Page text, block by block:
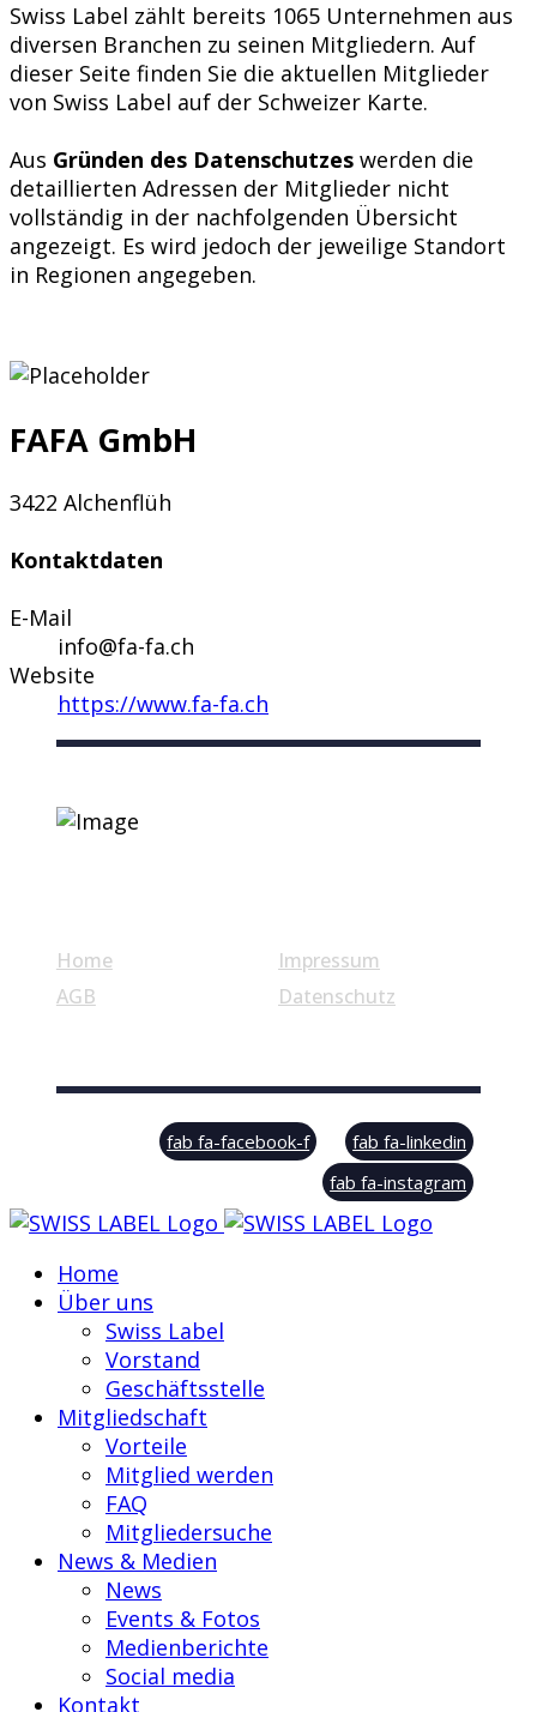
Swiss Label zählt bereits 1065 Unternehmen aus
diversen Branchen zu seinen Mitgliedern. Auf
dieser Seite finden Sie die aktuellen Mitglieder
von Swiss Label auf der Schweizer Karte.
Aus Gründen des Datenschutzes werden die
detaillierten Adressen der Mitglieder nicht
vollständig in der nachfolgenden Übersicht
angezeigt. Es wird jedoch der jeweilige Standort
in Regionen angegeben.
FAFA GmbH
3422 Alchenflüh
Kontaktdaten
E-Mail
info@fa-fa.ch
Website
https://www.fa-fa.ch
Home
AGB
Impressum
Datenschutz
© Swiss Label, All rights reserved
fab fa-facebook-f
fab fa-linkedin
fab fa-instagram
Home
Über uns
Swiss Label
Vorstand
Geschäftsstelle
Mitgliedschaft
Vorteile
Mitglied werden
FAQ
Mitgliedersuche
News & Medien
News
Events & Fotos
Medienberichte
Social media
Kontakt